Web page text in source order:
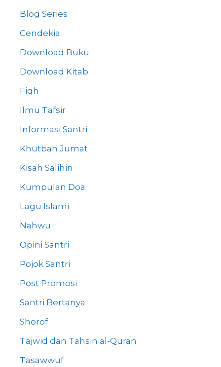
Blog Series
Cendekia
Download Buku
Download Kitab
Fiqh
Ilmu Tafsir
Informasi Santri
Khutbah Jumat
Kisah Salihin
Kumpulan Doa
Lagu Islami
Nahwu
Opini Santri
Pojok Santri
Post Promosi
Santri Bertanya
Shorof
Tajwid dan Tahsin al-Quran
Tasawwuf